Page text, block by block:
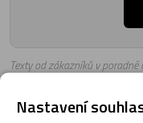
Texty od zákazníků v
neschvaluje ani neověřuje.
Nastavení